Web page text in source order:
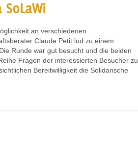
an verschiedenen
Claude Petit lud zu einem
Runde war gut besucht und die beiden
Fragen der interessierten Besucher zu
Bereitwilligkeit die Solidarische